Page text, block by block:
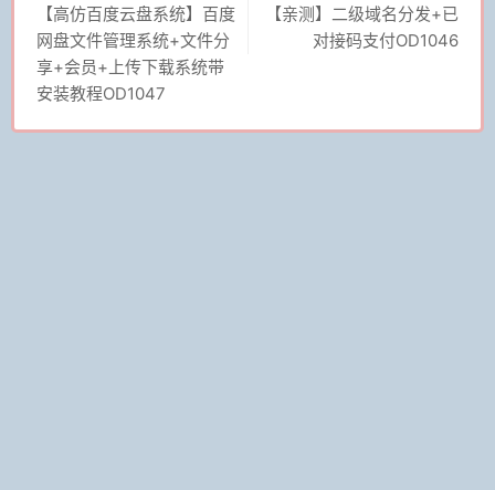
【高仿百度云盘系统】百度
网盘文件管理系统+文件分
享+会员+上传下载系统带
安装教程OD1047
【亲测】二级域名分发+已
对接码支付OD1046